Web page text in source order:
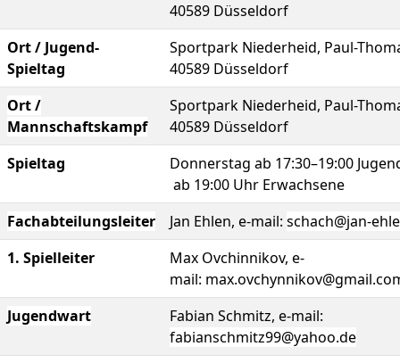
40589 Düsseldorf
Ort / Jugend-
Spieltag
Sportpark Niederheid, Paul-
40589 Düsseldorf
Ort /
Mannschaftskampf
Sportpark Niederheid, Paul-
40589 Düsseldorf
Spieltag
Donnerstag ab 17:30–19:00
ab 19:00 Uhr Erwachsene
Fachabteilungsleiter
Jan Ehlen, e-mail: schach@jan-
1. Spielleiter
Max Ovchinnikov, e-
mail:
Jugendwart
Fabian Schmitz, e-mail:
fabianschmitz99@yahoo.de